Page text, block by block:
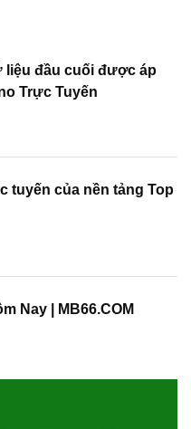
liệu đầu cuối được áp
Trực Tuyến
tuyến của nền tảng Top
Nay | MB66.COM